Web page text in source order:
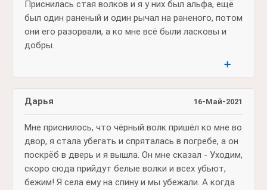
Приснилась стая волков и я у них был альфа, ещё
был один раненый и один рычал на раненого, потом
они его разорвали, а ко мне всё были ласковы и
добры.
➕
16-Май-2021
Дарья
Мне приснилось, что чёрный волк пришёл ко мне во
двор, я стала убегать и спряталась в погребе, а он
поскрёб в дверь и я вышла. Он мне сказал - Уходим,
скоро сюда прийдут белые волки и всех убьют,
бежим! Я села ему на спину и мы убежали. А когда